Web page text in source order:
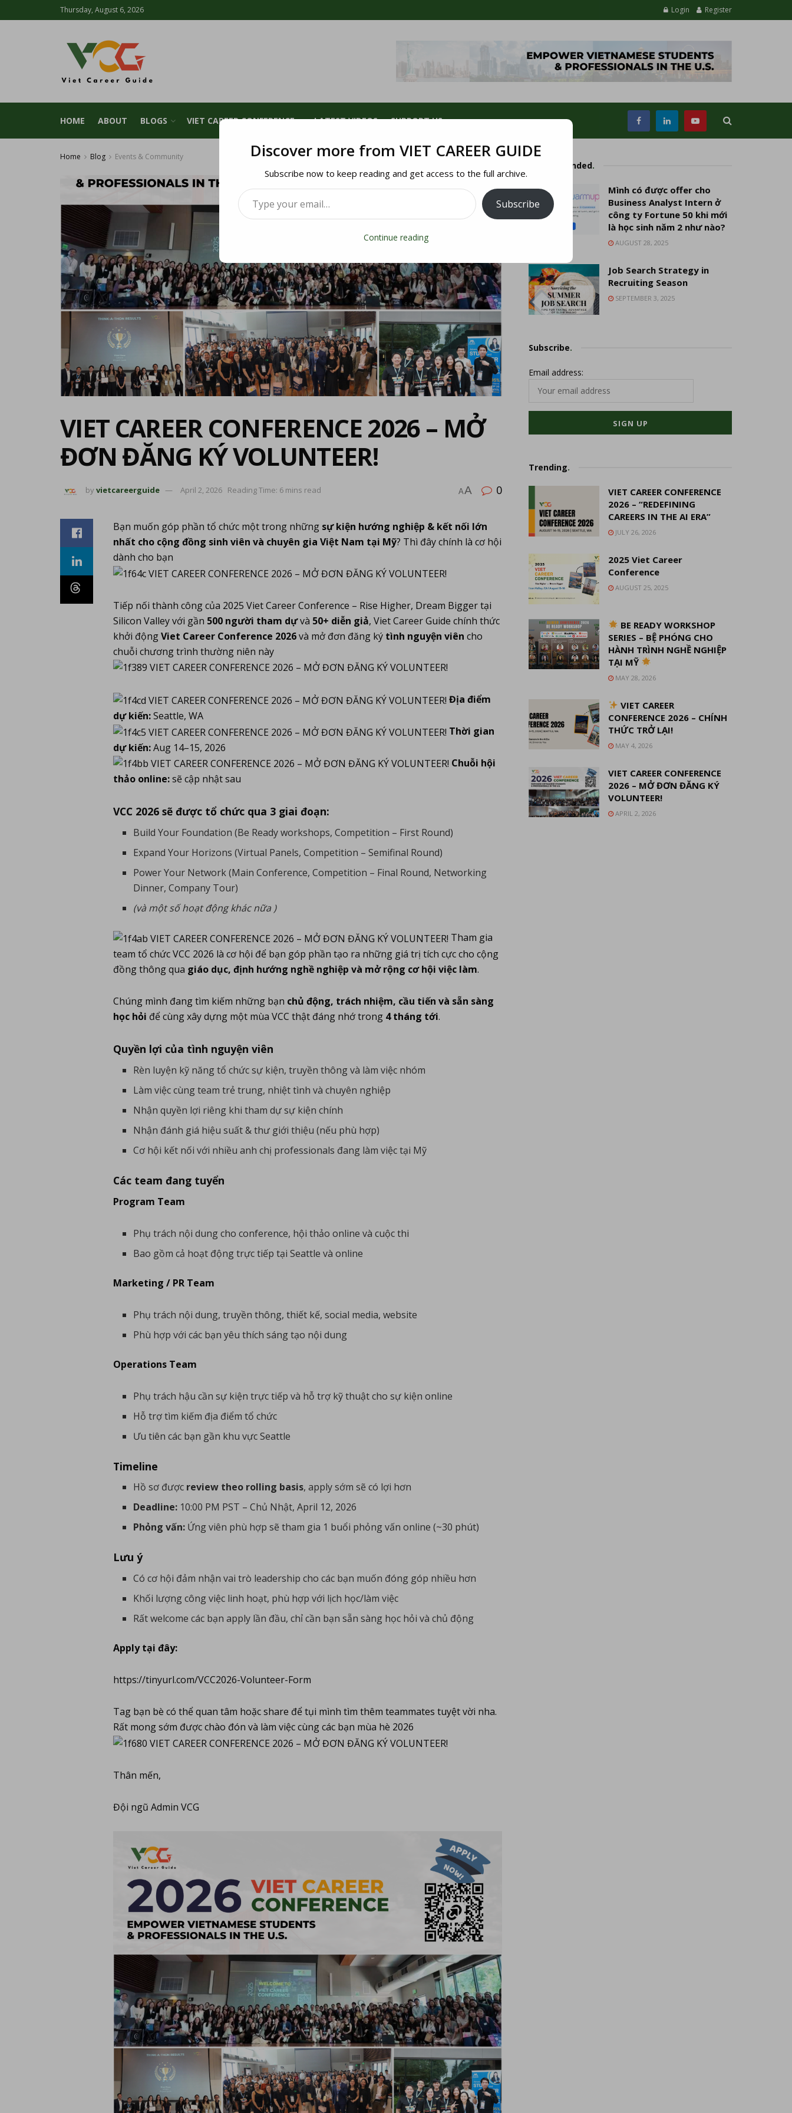
Thursday, August 6, 2026 Login Register
HOME ABOUT BLOGS VIET CAREER CONFERENCE LATEST VIDEOS SUPPORT US
Home Blog Events & Community
VIET CAREER CONFERENCE 2026 – MỞ
ĐƠN ĐĂNG KÝ VOLUNTEER!
by vietcareerguide April 2, 2026 Reading Time: 6 mins read AA 0
Bạn muốn góp phần tổ chức một trong những sự kiện hướng nghiệp & kết nối lớn
nhất cho cộng đồng sinh viên và chuyên gia Việt Nam tại Mỹ? Thì đây chính là cơ hội
dành cho bạn
Tiếp nối thành công của 2025 Viet Career Conference – Rise Higher, Dream Biggertại
Silicon Valley với gần 500 người tham dựvà 50+ diễn giả, Viet Career Guide chính thức
khởi độngViet Career Conference 2026và mở đơn đăng ký tình nguyện viên cho
chuỗi chương trình thường niên này
Địa điểm
dự kiến:Seattle, WA
Thời gian
dự kiến:Aug 14–15, 2026
Chuỗi hội
thảo online:sẽ cập nhật sau
VCC 2026 sẽ được tổ chức qua 3 giai đoạn:
Build Your Foundation (Be Ready workshops, Competition – First Round)
Expand Your Horizons (Virtual Panels, Competition – Semifinal Round)
Power Your Network (Main Conference, Competition – Final Round, Networking
Dinner, Company Tour)
(và một số hoạt động khác nữa )
Tham gia
team tổ chức VCC 2026 là cơ hội để bạn góp phần tạo ra những giá trị tích cực cho cộng
đồng thông qua giáo dục, định hướng nghề nghiệp và mở rộng cơ hội việc làm.
Chúng mình đang tìm kiếm những bạn chủ động, trách nhiệm, cầu tiến và sẵn sàng
học hỏi để cùng xây dựng một mùa VCC thật đáng nhớ trong 4 tháng tới.
Quyền lợi của tình nguyện viên
Rèn luyện kỹ năng tổ chức sự kiện, truyền thông và làm việc nhóm
Làm việc cùng team trẻ trung, nhiệt tình và chuyên nghiệp
Nhận quyền lợi riêng khi tham dự sự kiện chính
Nhận đánh giá hiệu suất & thư giới thiệu (nếu phù hợp)
Cơ hội kết nối với nhiều anh chị professionals đang làm việc tại Mỹ
Các team đang tuyển
Program Team
Phụ trách nội dung cho conference, hội thảo online và cuộc thi
Bao gồm cả hoạt động trực tiếp tại Seattle và online
Marketing / PR Team
Phụ trách nội dung, truyền thông, thiết kế, social media, website
Phù hợp với các bạn yêu thích sáng tạo nội dung
Operations Team
Phụ trách hậu cần sự kiện trực tiếp và hỗ trợ kỹ thuật cho sự kiện online
Hỗ trợ tìm kiếm địa điểm tổ chức
Ưu tiên các bạn gần khu vực Seattle
Timeline
Hồ sơ được review theo rolling basis, apply sớm sẽ có lợi hơn
Deadline: 10:00 PM PST – Chủ Nhật, April 12, 2026
Phỏng vấn: Ứng viên phù hợp sẽ tham gia 1 buổi phỏng vấn online (~30 phút)
Lưu ý
Có cơ hội đảm nhận vai trò leadership cho các bạn muốn đóng góp nhiều hơn
Khối lượng công việc linh hoạt, phù hợp với lịch học/làm việc
Rất welcome các bạn apply lần đầu, chỉ cần bạn sẵn sàng học hỏi và chủ động
Apply tại đây:
https://tinyurl.com/VCC2026-Volunteer-Form
Tag bạn bè có thể quan tâm hoặc share để tụi mình tìm thêm teammates tuyệt vời nha.
Rất mong sớm được chào đón và làm việc cùng các bạn mùa hè 2026
Thân mến,
Đội ngũ Admin VCG
Recommended.
Mình có được offer cho
Business Analyst Intern ở
công ty Fortune 50 khi mới
là học sinh năm 2 như nào?
AUGUST 28, 2025
Job Search Strategy in
Recruiting Season
SEPTEMBER 3, 2025
Subscribe.
Email address:
Trending.
VIET CAREER CONFERENCE
2026 – “REDEFINING
CAREERS IN THE AI ERA”
JULY 26, 2026
2025 Viet Career
Conference
AUGUST 25, 2025
BE READY WORKSHOP
SERIES – BỆ PHÓNG CHO
HÀNH TRÌNH NGHỀ NGHIỆP
TẠI MỸ
MAY 28, 2026
VIET CAREER
CONFERENCE 2026 – CHÍNH
THỨC TRỞ LẠI!
MAY 4, 2026
VIET CAREER CONFERENCE
2026 – MỞ ĐƠN ĐĂNG KÝ
VOLUNTEER!
APRIL 2, 2026
Discover more from VIET CAREER GUIDE
Subscribe now to keep reading and get access to the full archive.
Subscribe
Continue reading